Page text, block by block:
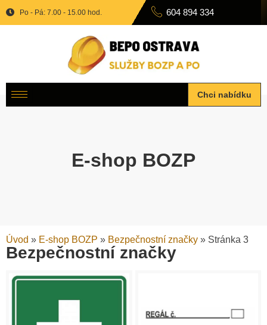
Po - Pá: 7.00 - 15.00 hod. 604 894 334
Chci nabídku
E-shop BOZP
Úvod » E-shop BOZP » Bezpečnostní značky » Stránka 3
Bezpečnostní značky